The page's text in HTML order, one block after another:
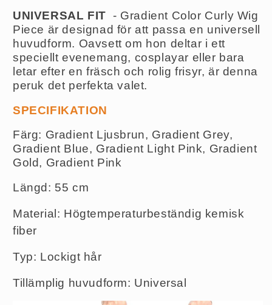
UNIVERSAL FIT - Gradient Color Curly Wig
Piece är designad för att passa en universell
huvudform. Oavsett om hon deltar i ett
speciellt evenemang, cosplayar eller bara
letar efter en fräsch och rolig frisyr, är denna
peruk det perfekta valet.
SPECIFIKATION
Färg: Gradient Ljusbrun, Gradient Grey,
Gradient Blue, Gradient Light Pink, Gradient
Gold, Gradient Pink
Längd: 55 cm
Material: Högtemperaturbeständig kemisk
fiber
Typ: Lockigt hår
Tillämplig huvudform: Universal